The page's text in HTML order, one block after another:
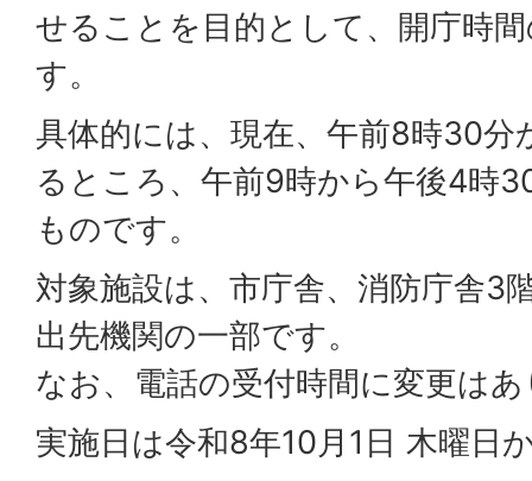
せることを目的として、開庁時
す。
具体的には、現在、午前8時30分
るところ、午前9時から午後4時
ものです。
対象施設は、市庁舎、消防庁舎3
出先機関の一部です。
なお、電話の受付時間に変更は
実施日は令和8年10月1日 木曜日